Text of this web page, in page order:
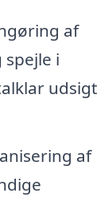
af
i
udsigt
af